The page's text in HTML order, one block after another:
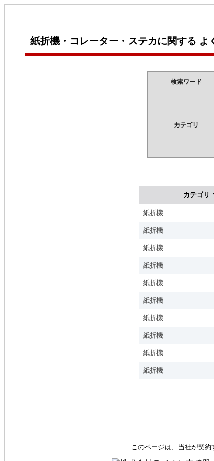
紙折機・コレーター・ステカに関する よ
検索ワード
カテゴリ
カテゴリ
紙折機
紙折機
紙折機
紙折機
紙折機
紙折機
紙折機
紙折機
紙折機
紙折機
このページは、当社が契約